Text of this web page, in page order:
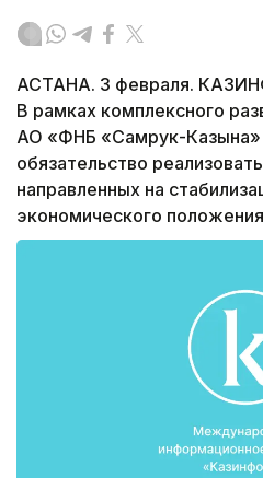
АСТАНА. 3 февраля.
В рамках комплексного
АО «ФНБ «Самрук-Казына»
обязательство
направленных на
экономического